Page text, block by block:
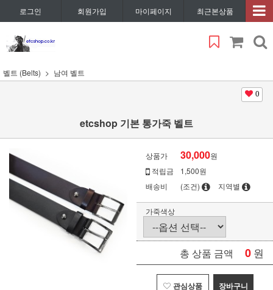
로그인 회원가입 마이페이지 최근본상품
벨트 (Belts) 남여 벨트
0
etcshop 기본 통가죽 벨트
상품가 30,000원
적립금
1,500원
배송비
(조건) 지역별
가죽색상
총 상품 금액 0 원
관심상품 장바구니